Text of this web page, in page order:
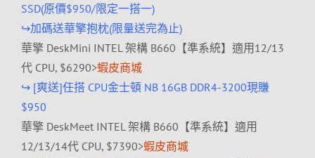
SSD(原價$950/限定一搭一)
↪加碼送華擎抱枕(限量送完為止)
華擎 DeskMini INTEL 架構 B660【準系統】適用12/13
代 CPU, $6290>蝦皮商城
↪ [爽送]任搭 CPU金士頓 NB 16GB DDR4-3200現賺
$950
華擎 DeskMeet INTEL 架構 B660【準系統】適用
12/13/14代 CPU, $7390>蝦皮商城